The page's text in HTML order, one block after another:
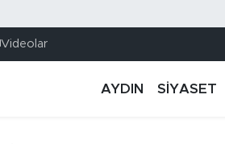
Videolar
AYDIN SİYASET